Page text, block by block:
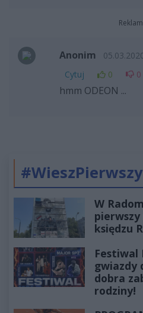
Anonim
Cytuj
0 0
hmm ODEON ...
#WieszPierwszy
W
księdzu
Festiwal
gwiazdy
dobra
rodziny!